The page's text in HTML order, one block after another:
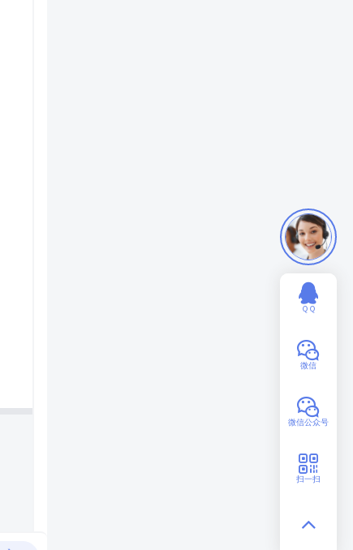
ＱＱ
微信
微信公众号
扫一扫